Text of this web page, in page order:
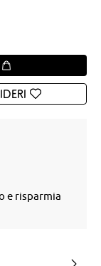
e risparmia